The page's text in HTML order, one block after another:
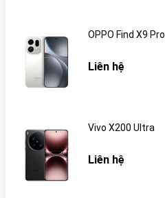
OPPO Find X9 Pro
Liên hệ
Vivo X200 Ultra
Liên hệ